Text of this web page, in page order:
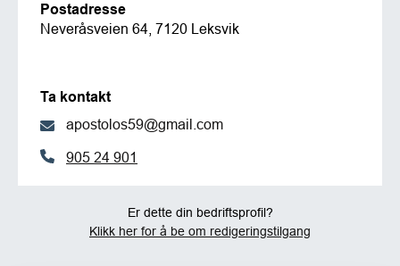
Postadresse
Neveråsveien 64, 7120 Leksvik
Ta kontakt
apostolos59@gmail.com
905 24 901
Er dette din bedriftsprofil?
Klikk her for å be om redigeringstilgang